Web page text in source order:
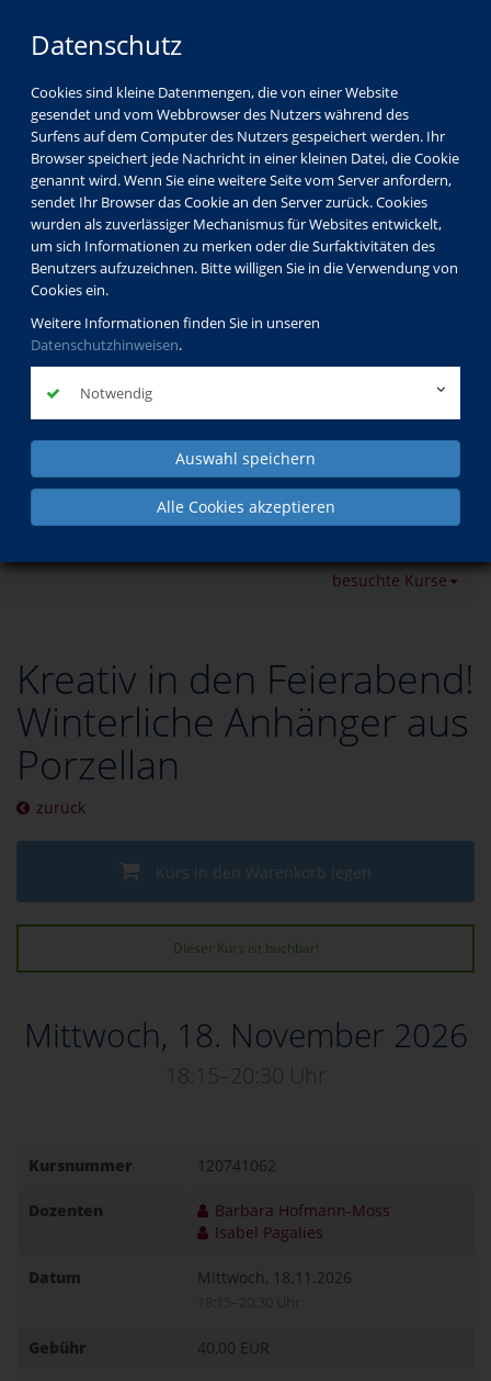
Datenschutz
Cookies sind kleine Datenmengen, die von einer Website
gesendet und vom Webbrowser des Nutzers während des
Surfens auf dem Computer des Nutzers gespeichert werden. Ihr
Browser speichert jede Nachricht in einer kleinen Datei, die Cookie
genannt wird. Wenn Sie eine weitere Seite vom Server anfordern,
sendet Ihr Browser das Cookie an den Server zurück. Cookies
wurden als zuverlässiger Mechanismus für Websites entwickelt,
um sich Informationen zu merken oder die Surfaktivitäten des
Benutzers aufzuzeichnen. Bitte willigen Sie in die Verwendung von
Cookies ein.
Weitere Informationen finden Sie in unseren
Datenschutzhinweisen.
Notwendig
Auswahl speichern
Alle Cookies akzeptieren
Kunst & Kultur Malen / Zeichnen
besuchte Kurse
Kreativ in den Feierabend!
Winterliche Anhänger aus
Porzellan
zurück
Kurs in den Warenkorb legen
Dieser Kurs ist buchbar!
Mittwoch, 18. November 2026
18:15–20:30 Uhr
Kursnummer 120741062
Dozenten
Barbara Hofmann-Moss
Isabel Pagalies
Datum Mittwoch, 18.11.2026
Gebühr 40,00 EUR